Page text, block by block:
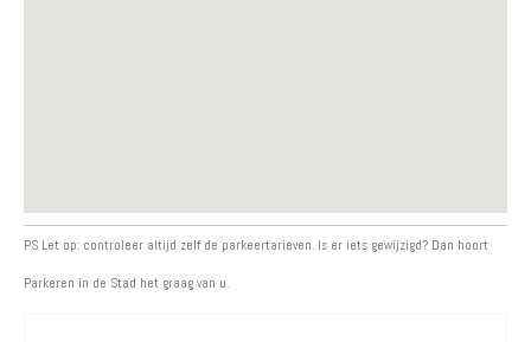
PS Let op: controleer altijd zelf de parkeertarieven. Is er iets gewijzigd? Dan hoort
Parkeren in de Stad het graag van u.